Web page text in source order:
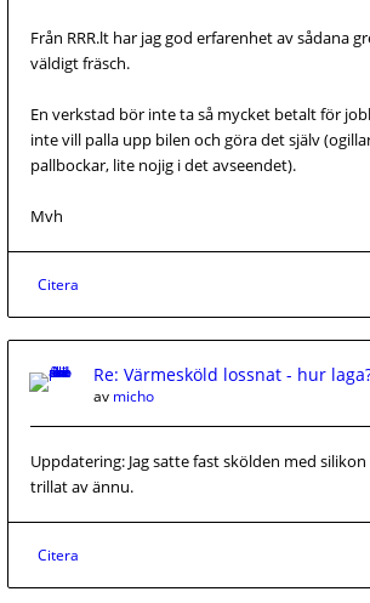
Från RRR.lt har jag god erfarenhet av sådana
väldigt fräsch.
En verkstad bör inte ta så mycket betalt för
inte vill palla upp bilen och göra det själv
pallbockar, lite nojig i det avseendet).
Mvh
Citera
Re: Värmesköld lossnat - hur
av micho
Uppdatering: Jag satte fast skölden med
trillat av ännu.
Citera